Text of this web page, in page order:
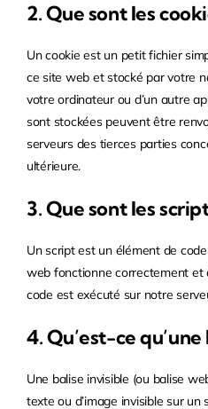
2. Que sont les
Un cookie est un petit fichier
ce site web et stocké par votre
votre ordinateur ou d’un autre
sont stockées peuvent être
serveurs des tierces parties
ultérieure.
3. Que sont les
Un script est un élément de
web fonctionne correctement et
code est exécuté sur notre
4. Qu’est-ce
Une balise invisible (ou balise
texte ou d’image invisible sur